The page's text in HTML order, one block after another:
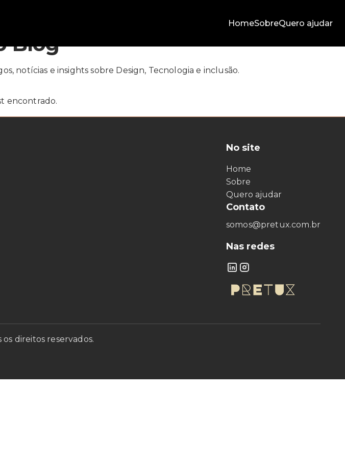
HomeSobreQuero ajudar
Blog
notícias e insights sobre Design, Tecnologia e inclusão.
encontrado.
No site
Home
Sobre
Quero ajudar
Contato
somos@pretux.com.br
Nas redes
direitos reservados.